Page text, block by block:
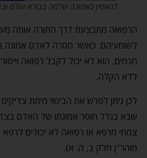
להאמין באמונה שלמה בבורא עולם
הרפואה מתבצעת דרך התורה אותה
לשומעיהם. כאשר חסרה לאדם אמונה
חכמים, הוא לא יכול לקבל רפואה
ללא הקלה.
לכן ניתן לפרש את הביטוי מיתת צדיקים
שבא בגלל חוסר אמונתו של האדם
צמחי מרפא או רפואה לא יכולים לרפא
מוהר"ן חלק ב, ה: א).